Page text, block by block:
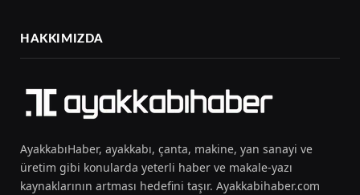
HAKKIMIZDA
AyakkabıHaber, ayakkabı, çanta, makine, yan sanayi ve
üretim gibi konularda yeterli haber ve makale-yazı
kaynaklarının artması hedefini taşır. Ayakkabihaber.com